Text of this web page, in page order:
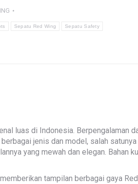
Sepatu Red Wing Sepatu Safety
luas di Indonesia. Berpengalaman
jenis dan model, salah
yang mewah dan elegan. Bahan
tampilan berbagai gaya